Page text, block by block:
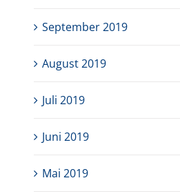
September 2019
August 2019
Juli 2019
Juni 2019
Mai 2019